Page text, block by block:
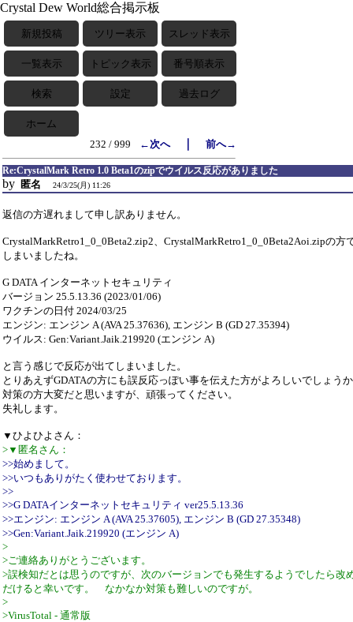
Crystal Dew World総合掲示板
新規投稿 ツリー表示 スレッド表示
一覧表示 トピック表示 番号順表示
検索 設定 過去ログ
ホーム
232 / 999
←次へ｜ 前へ→
Re:CrystalMark Retro 1.0 Beta1のzipでウイルス反応がありました
by 匿名 24/3/25(月) 11:26
返信の方遅れまして申し訳ありません。
CrystalMarkRetro1_0_0Beta2.zip2、CrystalMarkRetro1_0_0Beta2Aoi.zipの方
しまいましたね。
G DATA インターネットセキュリティ
バージョン 25.5.13.36 (2023/01/06)
ワクチンの日付 2024/03/25
エンジン: エンジン A (AVA 25.37636), エンジン B (GD 27.35394)
ウイルス: Gen:Variant.Jaik.219920 (エンジン A)
と言う感じで反応が出てしまいました。
とりあえずGDATAの方にも誤反応っぽい事を伝えた方がよろしいでしょう
対策の方大変だと思いますが、頑張ってください。
失礼します。
▼ひよひよさん：
>▼匿名さん：
>>始めまして。
>>いつもありがたく使わせております。
>>
>>G DATAインターネットセキュリティ ver25.5.13.36
>>エンジン: エンジン A (AVA 25.37605), エンジン B (GD 27.35348)
>>Gen:Variant.Jaik.219920 (エンジン A)
>
>ご連絡ありがとうございます。
>誤検知だとは思うのですが、次のバージョンでも発生するようでしたら改
だけると幸いです。 なかなか対策も難しいのですが。
>
>VirusTotal - 通常版